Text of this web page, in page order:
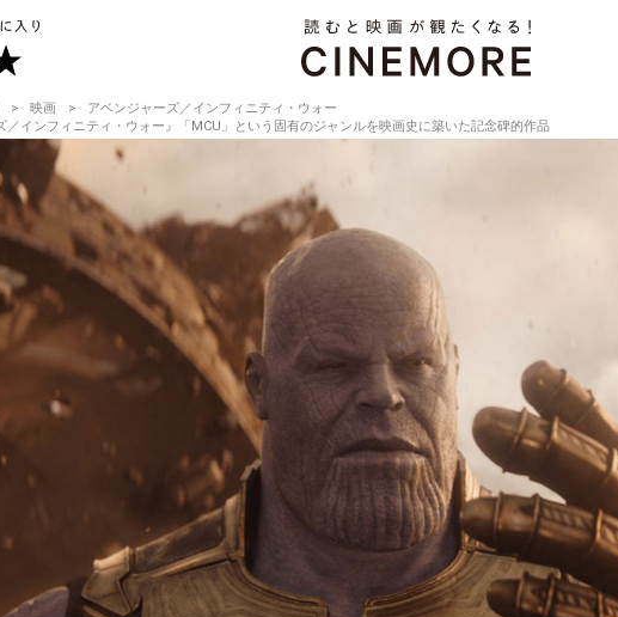
映画
アベンジャーズ／インフィニティ・ウォー
／インフィニティ・ウォー』「MCU」という固有のジャンルを映画史に築いた記念碑的作品